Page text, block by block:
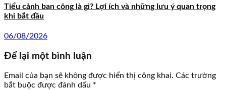
Tiểu cảnh ban công là gì? Lợi ích và những lưu ý quan trọng
khi bắt đầu
06/08/2026
Để lại một bình luận
Email của bạn sẽ không được hiển thị công khai. Các trường
bắt buộc được đánh dấu *